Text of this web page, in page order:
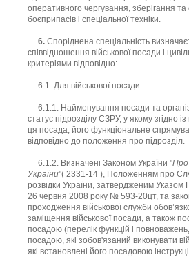
оперативного чергування, зберігання та
боєприпасів і спеціальної техніки.
6. Споріднена спеціальність
співвідношення військової посади і
критеріями відповідно:
6.1. Для військової посади:
6.1.1. Найменування посади та
статус підрозділу СЗРУ, у якому згідно
ця посада, його функціональне
відповідно до положення про підрозділ.
6.1.2. Визначені Законом України "Про
України"( 2331-14 ), Положенням про
розвідки України, затвердженим Указом
26 червня 2008 року № 593-20цт, та
проходження військової служби
заміщення військової посади, а також
посадою (перелік функцій і
посадою, які зобов'язаний виконувати
які встановлені його посадовою